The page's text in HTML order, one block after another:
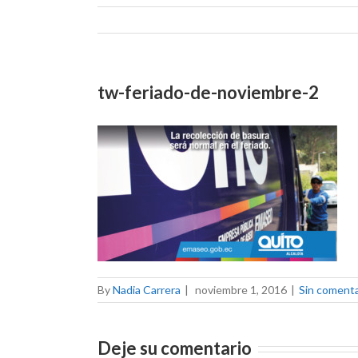
tw-feriado-de-noviembre-2
ByNadia Carrera | noviembre 1, 2016 | Sin
Deje su comentario